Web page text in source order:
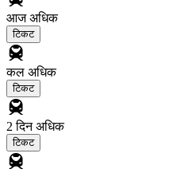
आजअधिक
टिकट
कल अधिक
टिकट
2 दिनअधिक
टिकट